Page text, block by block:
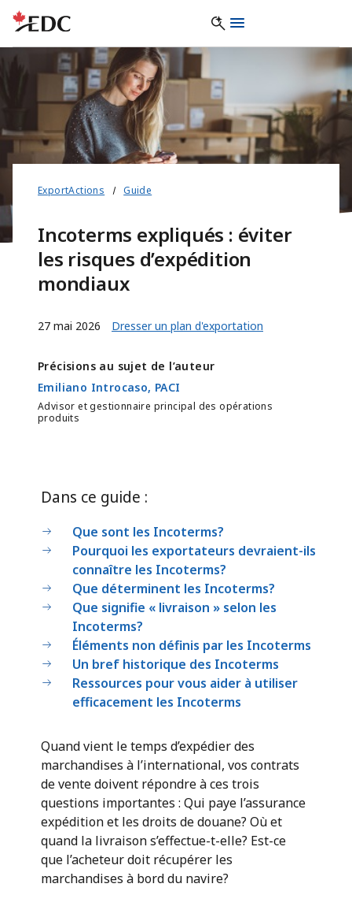
ExportActions Guide
Incoterms expliqués : éviter
les risques d’expédition
mondiaux
27 mai 2026 Dresser un plan d'exportation
Précisions au sujet de l’auteur
Emiliano Introcaso, PACI
Advisor et gestionnaire principal des opérations
produits
Dans ce guide :
Que sont les Incoterms?
Pourquoi les exportateurs devraient-ils
connaître les Incoterms?
Que déterminent les Incoterms?
Que signifie « livraison » selon les
Incoterms?
Éléments non définis par les Incoterms
Un bref historique des Incoterms
Ressources pour vous aider à utiliser
efficacement les Incoterms
Quand vient le temps d’expédier des
marchandises à l’international, vos contrats
de vente doivent répondre à ces trois
questions importantes : Qui paye l’assurance
expédition et les droits de douane? Où et
quand la livraison s’effectue-t-elle? Est-ce
que l’acheteur doit récupérer les
marchandises à bord du navire?